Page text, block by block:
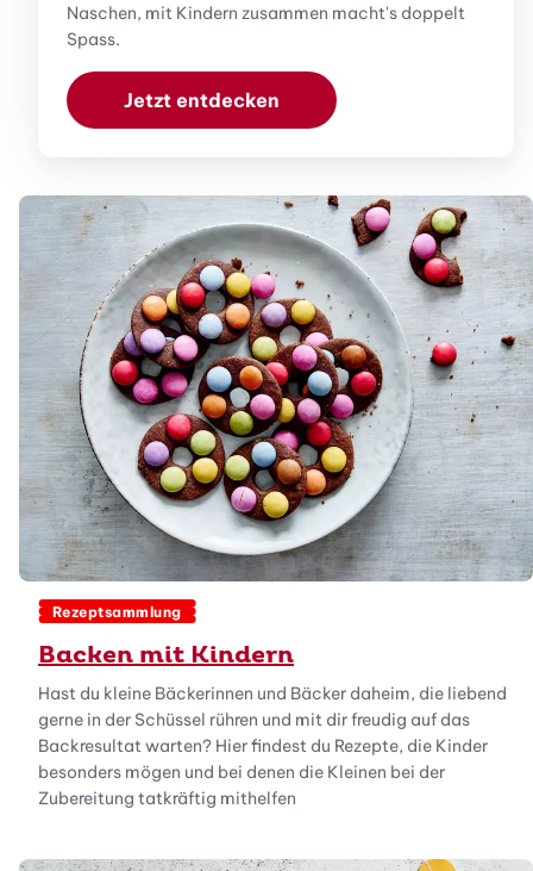
Naschen, mit Kindern zusammen macht's doppelt
Spass.
Jetzt entdecken
Rezeptsammlung
Backen mit Kindern
Hast du kleine Bäckerinnen und Bäcker daheim, die liebend
gerne in der Schüssel rühren und mit dir freudig auf das
Backresultat warten? Hier findest du Rezepte, die Kinder
besonders mögen und bei denen die Kleinen bei der
Zubereitung tatkräftig mithelfen